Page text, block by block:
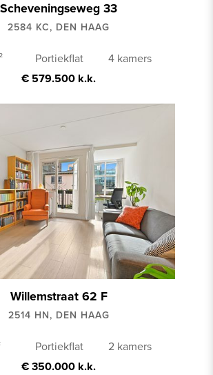
Scheveningseweg 33
2584 KC, DEN HAAG
Portiekflat
4 kamers
€ 579.500 k.k.
Willemstraat 62 F
2514 HN, DEN HAAG
Portiekflat
2 kamers
€ 350.000 k.k.